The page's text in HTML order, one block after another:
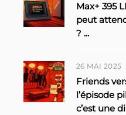
Max+ 395
peut
? ...
26 MAI 2025
Friends
l’épisode
c’est une